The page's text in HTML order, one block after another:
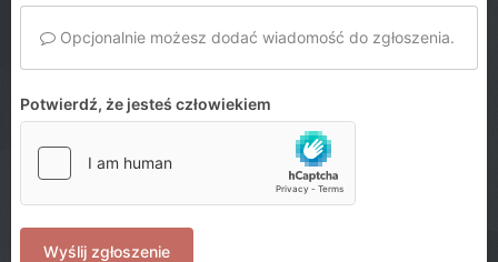
Opcjonalnie możesz dodać wiadomość do zgłoszenia.
Potwierdź, że jesteś człowiekiem
Wyślij zgłoszenie